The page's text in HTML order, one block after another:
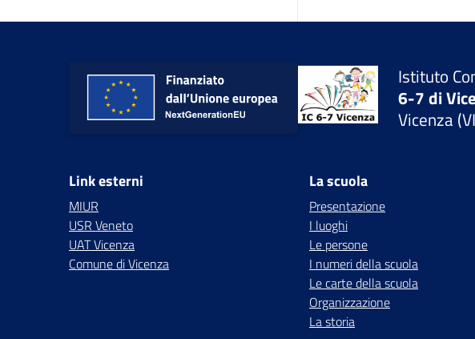
Istituto
6-7 di
Vicenza
Link esterni
MIUR
USR Veneto
UAT Vicenza
Comune di Vicenza
La scuola
Presentazione
I luoghi
Le persone
I numeri della scuola
Le carte della scuola
Organizzazione
La storia